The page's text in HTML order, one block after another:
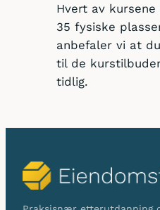
Hvert av
35 fysiske
anbefaler vi at
til de
tidlig.